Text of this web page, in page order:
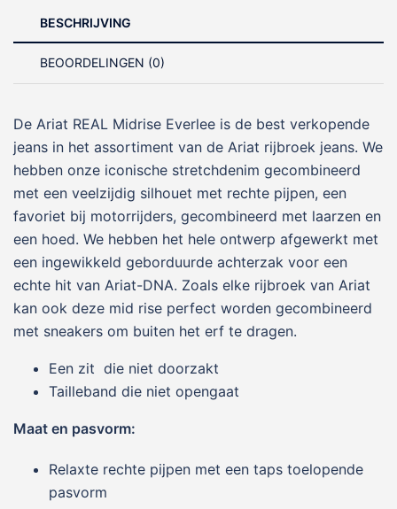
BESCHRIJVING
BEOORDELINGEN (0)
De Ariat REAL Midrise Everlee is de best verkopende
jeans in het assortiment van de Ariat rijbroek jeans. We
hebben onze iconische stretchdenim gecombineerd
met een veelzijdig silhouet met rechte pijpen, een
favoriet bij motorrijders, gecombineerd met laarzen en
een hoed. We hebben het hele ontwerp afgewerkt met
een ingewikkeld geborduurde achterzak voor een
echte hit van Ariat-DNA. Zoals elke rijbroek van Ariat
kan ook deze mid rise perfect worden gecombineerd
met sneakers om buiten het erf te dragen.
Een zit die niet doorzakt
Tailleband die niet opengaat
Maat en pasvorm:
Relaxte rechte pijpen met een taps toelopende
pasvorm